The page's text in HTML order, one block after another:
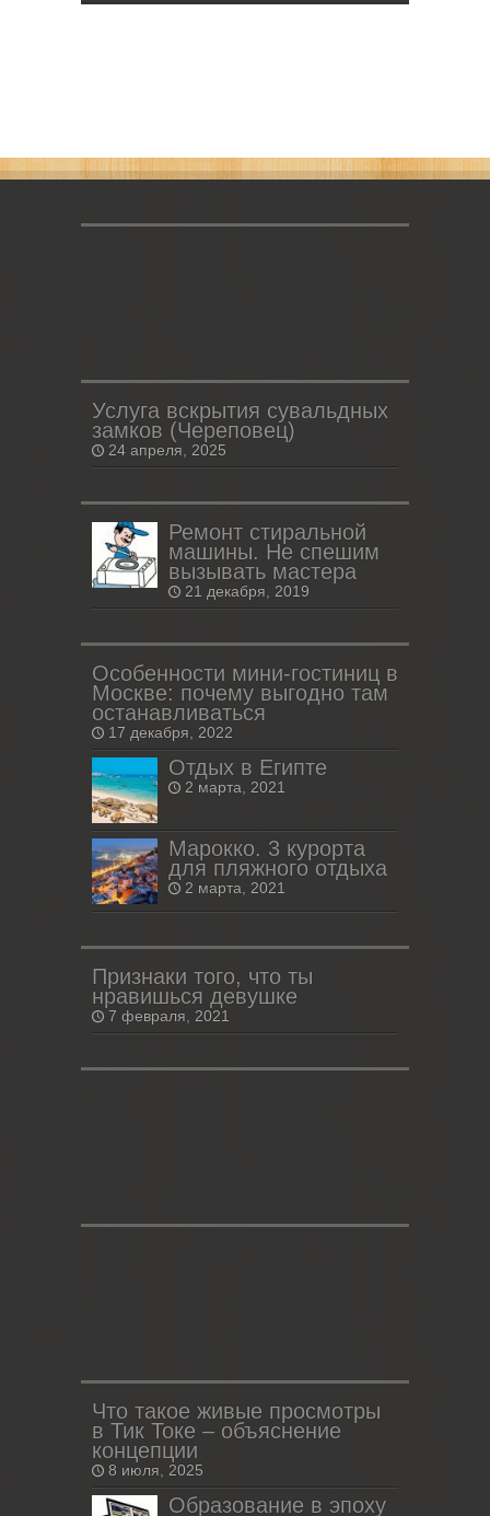
Услуга вскрытия сувальдных
замков (Череповец)
24 апреля, 2025
Ремонт стиральной
машины. Не спешим
вызывать мастера
21 декабря, 2019
Особенности мини-гостиниц в
Москве: почему выгодно там
останавливаться
17 декабря, 2022
Отдых в Египте
2 марта, 2021
Марокко. 3 курорта
для пляжного отдыха
2 марта, 2021
Признаки того, что ты
нравишься девушке
7 февраля, 2021
Что такое живые просмотры
в Тик Токе – объяснение
концепции
8 июля, 2025
Образование в эпоху